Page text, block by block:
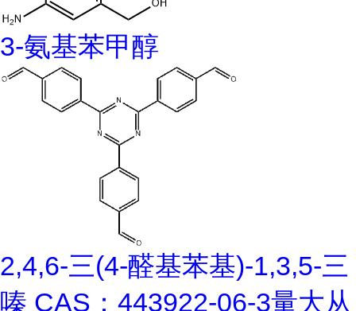
3-氨基苯甲醇
2,4,6-三(4-醛基苯基)-1,3,5-三
嗪 CAS：443922-06-3量大从